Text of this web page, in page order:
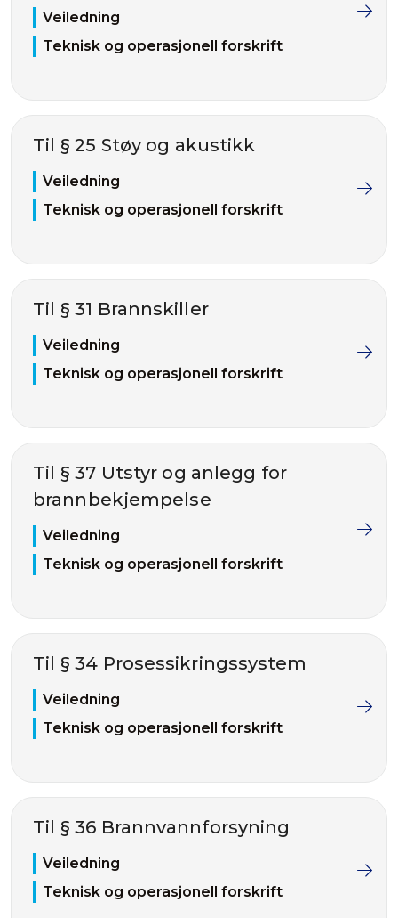
Veiledning
Teknisk og operasjonell forskrift
Til § 25 Støy og akustikk
Veiledning
Teknisk og operasjonell forskrift
Til § 31 Brannskiller
Veiledning
Teknisk og operasjonell forskrift
Til § 37 Utstyr og anlegg for
brannbekjempelse
Veiledning
Teknisk og operasjonell forskrift
Til § 34 Prosessikringssystem
Veiledning
Teknisk og operasjonell forskrift
Til § 36 Brannvannforsyning
Veiledning
Teknisk og operasjonell forskrift